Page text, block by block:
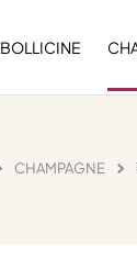
BOLLICINE
CHAMPAGNE